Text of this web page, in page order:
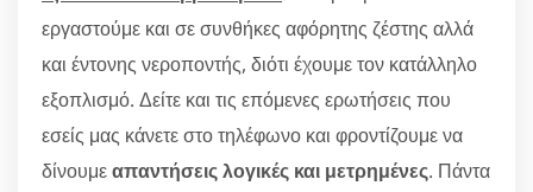
εργαστούμε και σε συνθήκες αφόρητης ζέστης αλλά
και έντονης νεροποντής, διότι έχουμε τον κατάλληλο
εξοπλισμό. Δείτε και τις επόμενες ερωτήσεις που
εσείς μας κάνετε στο τηλέφωνο και φροντίζουμε να
δίνουμεαπαντήσεις λογικές και μετρημένες. Πάντα